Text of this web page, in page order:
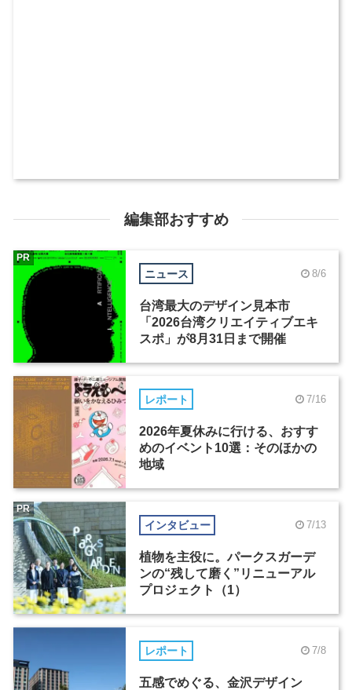
編集部おすすめ
ニュース 8/6
台湾最大のデザイン見本市
「2026台湾クリエイティブエキ
スポ」が8月31日まで開催
PR
レポート 7/16
2026年夏休みに行ける、おすす
めのイベント10選：そのほかの
地域
インタビュー 7/13
植物を主役に。パークスガーデ
ンの“残して磨く”リニューアル
プロジェクト（1）
PR
レポート 7/8
五感でめぐる、金沢デザイン